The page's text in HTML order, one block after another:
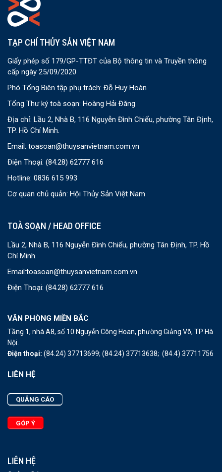
TẠP CHÍ THỦY SẢN VIỆT NAM
Giấy phép số 179/GP-TTĐT của Bộ thông tin và Truyền thông
cấp ngày 25/09/2020
Phó Tổng Biên tập phụ trách: Đỗ Huy Hoàn
Tổng Thư ký toà soạn: Hoàng Hải Đăng
Địa chỉ: Lầu 2, Nhà B, 116 Nguyễn Đình Chiểu, phường Tân Định,
TP. Hồ Chí Minh.
Email: toasoan@thuysanvietnam.com.vn
Điện Thoại: (84.28) 62777 616
Hotline: 0836 615 993
Cơ quan chủ quản: Hội Thủy Sản Việt Nam
TOÀ SOẠN / HEAD OFFICE
Lầu 2, Nhà B, 116 Nguyễn Đình Chiểu, phường Tân Định, TP. Hồ
Chí Minh.
Email:toasoan@thuysanvietnam.com.vn
Điện Thoại: (84.28) 62777 616
VĂN PHÒNG MIỀN BẮC
Tầng 1, nhà A8, số 10 Nguyễn Công Hoan, phường Giảng Võ, TP Hà
Nội.
Điện thoại: (84.24) 37713699; (84.24) 37713638; (84.4) 37711756
LIÊN HỆ
QUẢNG CÁO
GÓP Ý
LIÊN HỆ